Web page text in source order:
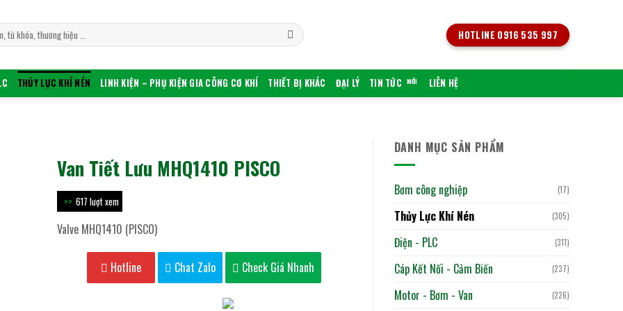
HOTLINE 0916 535 997
THỦY LỰC KHÍ NÉN LINH KIỆN – PHỤ KIỆN GIA CÔNG CƠ KHÍ THIẾT BỊ KHÁC ĐẠI LÝ TIN TỨC LIÊN HỆ
DANH MỤC SẢN PHẨM
Bơm công nghiệp (17)
Thủy Lực Khí Nén (305)
Điện - PLC (311)
Cáp Kết Nối - Cảm Biến (237)
Motor - Bơm - Van (226)
Van Tiết Lưu MHQ1410 PISCO
617 lượt xem
Valve MHQ1410 (PISCO)
Hotline Chat Zalo Check Giá Nhanh